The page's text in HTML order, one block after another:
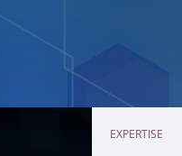
EXPERTISE